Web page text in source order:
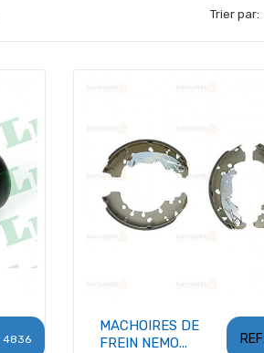
Trier par:
4836 REF:
MACHOIRES DE
FREIN NEMO...